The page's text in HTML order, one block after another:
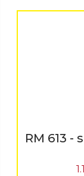
RM 613